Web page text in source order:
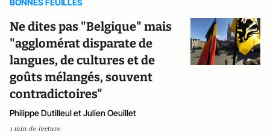
BONNES FEUILLES
Ne dites pas "Belgique" mais
"agglomérat disparate de
langues, de cultures et de
goûts mélangés, souvent
contradictoires"
Philippe Dutilleul et Julien Oeuillet
1 min de lecture